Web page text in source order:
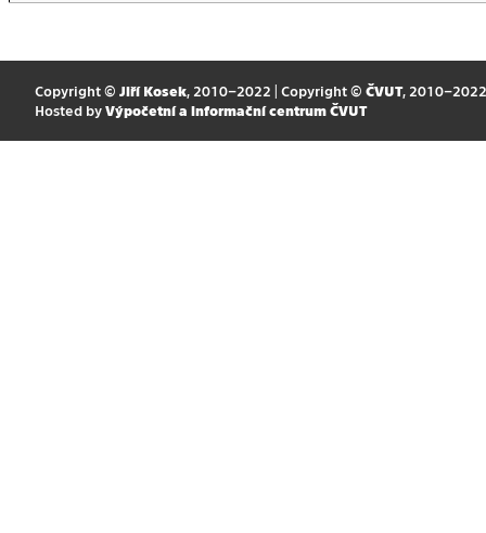
Copyright © Jiří Kosek, 2010–2022 | Copyright © ČVUT, 2010–2022
Hosted by Výpočetní a informační centrum ČVUT